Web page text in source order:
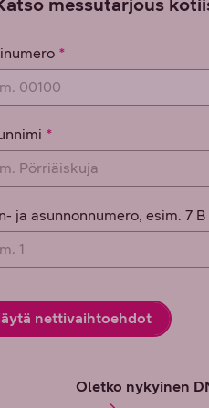
ja asunnonnumero, esim. 7 B
nettivaihtoehdot
Oletko nykyinen